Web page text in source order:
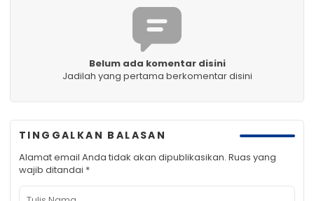
Belum ada komentar disini
Jadilah yang pertama berkomentar disini
TINGGALKAN BALASAN
Alamat email Anda tidak akan dipublikasikan. Ruas yang
wajib ditandai *